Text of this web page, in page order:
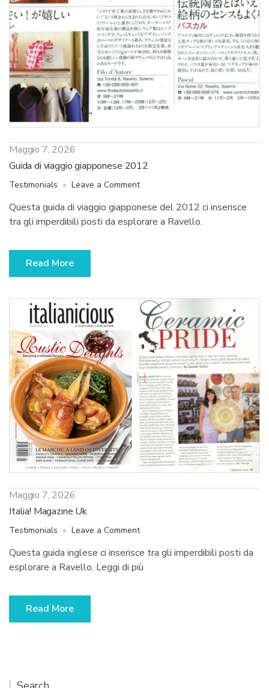
Maggio 7, 2026
Guida di viaggio giapponese 2012
Testimonials Leave a Commenton
di
viaggio
Questa guida di viaggio giapponese del 2012 ci inserisce
tra gli imperdibili posti da esplorare a Ravello.
Read More
Maggio 7, 2026
Italia! Magazine Uk
Testimonials Leave a Commenton
Magazine
Uk
Questa guida inglese ci inserisce tra gli imperdibili posti da
esplorare a Ravello. Leggi di più
Read More